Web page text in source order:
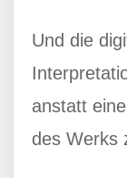
Und die
anstatt
des Werks